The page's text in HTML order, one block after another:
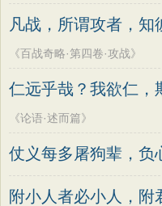
凡战，所谓攻者，知
《百战奇略·第四卷·攻战》
仁远乎哉？我欲仁，
《论语·述而篇》
仗义每多屠狗辈，负
附小人者必小人，附